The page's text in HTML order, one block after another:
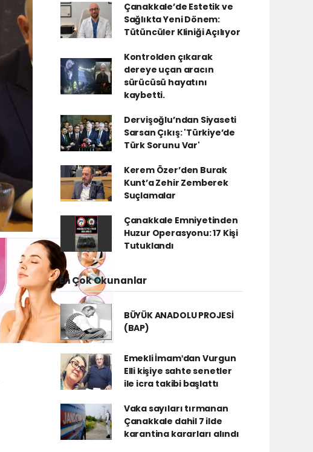
Çanakkale’de Estetik ve
Sağlıkta Yeni Dönem:
Tütüncüler Kliniği Açılıyor
Kontrolden çıkarak
dereye uçan aracın
sürücüsü hayatını
kaybetti.
Dervişoğlu’ndan Siyaseti
Sarsan Çıkış: 'Türkiye’de
Türk Sorunu Var'
Kerem Özer’den Burak
Kunt’a Zehir Zemberek
Suçlamalar
Çanakkale Emniyetinden
Huzur Operasyonu: 17 Kişi
Tutuklandı
En Çok Okunanlar
BÜYÜK ANADOLU PROJESİ
(BAP)
Emekli İmamʹdan Vurgun
Elli kişiye sahte senetler
ile icra takibi başlattı
Vaka sayıları tırmanan
Çanakkale dahil 7 ilde
karantina kararları alındı